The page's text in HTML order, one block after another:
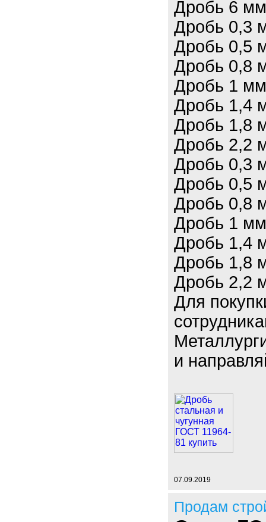
Дробь 6
Дробь 0,3
Дробь 0,5
Дробь 0,8
Дробь 1 мм
Дробь 1,4
Дробь 1,8
Дробь 2,2
Дробь 0,3
Дробь 0,5
Дробь 0,8
Дробь 1
Дробь 1,4
Дробь 1,8
Дробь 2,2
Для
и
07.09.2019
Продам